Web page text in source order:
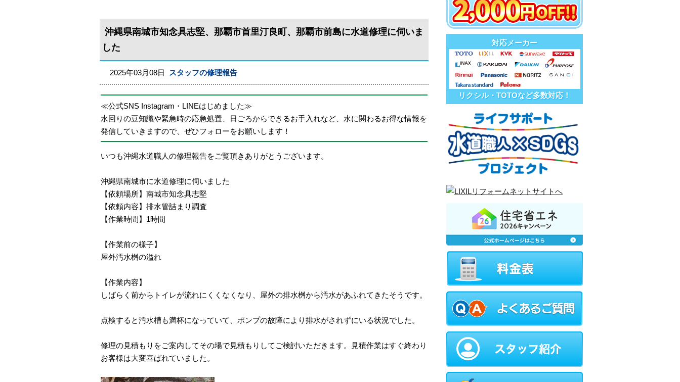
沖縄県南城市知念具志堅、那覇市首里汀良町、那覇市前島に水道修理に伺いま
した
2025年03月08日 スタッフの修理報告
≪公式SNS Instagram・LINEはじめました≫
水回りの豆知識や緊急時の応急処置、日ごろからできるお手入れなど、水に関わるお得な情報を
発信していきますので、ぜひフォローをお願いします！
いつも沖縄水道職人の修理報告をご覧頂きありがとうございます。
沖縄県南城市に水道修理に伺いました
【依頼場所】南城市知念具志堅
【依頼内容】排水管詰まり調査
【作業時間】1時間
【作業前の様子】
屋外汚水桝の溢れ
【作業内容】
しばらく前からトイレが流れにくくなくなり、屋外の排水桝から汚水があふれてきたそうです。
点検すると汚水槽も満杯になっていて、ポンプの故障により排水がされずにいる状況でした。
修理の見積もりをご案内してその場で見積もりしてご検討いただきます。見積作業はすぐ終わり
お客様は大変喜ばれていました。
対応メーカー
リクシル・TOTOなど多数対応！